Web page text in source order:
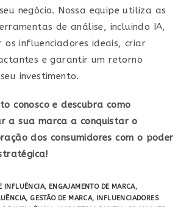
negócio. Nossa equipe utiliza as
de análise, incluindo IA,
influenciadores ideais, criar
e garantir um retorno
investimento.
conosco e descubra como
a sua marca a conquistar o
dos consumidores com o poder
INFLUÊNCIA, ENGAJAMENTO DE MARCA,
, GESTÃO DE MARCA, INFLUENCIADORES